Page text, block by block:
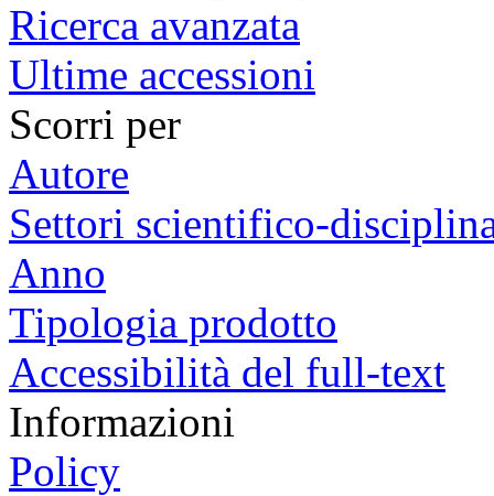
Ricerca avanzata
Ultime accessioni
Scorri per
Autore
Settori scientifico-
Anno
Tipologia prodotto
Accessibilità del full-text
Informazioni
Policy